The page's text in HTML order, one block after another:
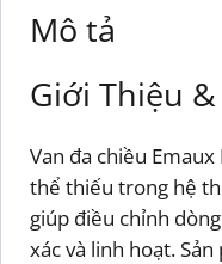
Mô tả
Giới Thiệu
Van đa chiều
thể thiếu trong hệ
giúp điều chỉnh
xác và linh hoạt.